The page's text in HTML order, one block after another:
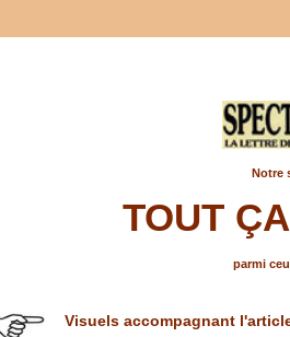
Notre
TOUT
parmi
Visuels accompagnant